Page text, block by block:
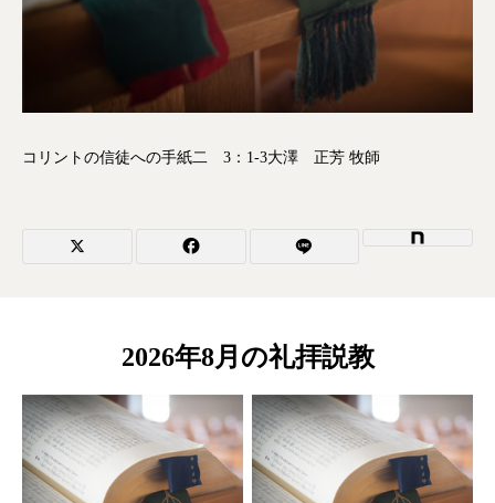
コリントの信徒への手紙二 3：1-3大澤 正芳 牧師
2026年8月の礼拝説教